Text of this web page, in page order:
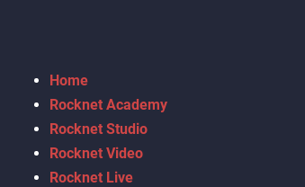
Home
Rocknet Academy
Rocknet Studio
Rocknet Video
Rocknet Live